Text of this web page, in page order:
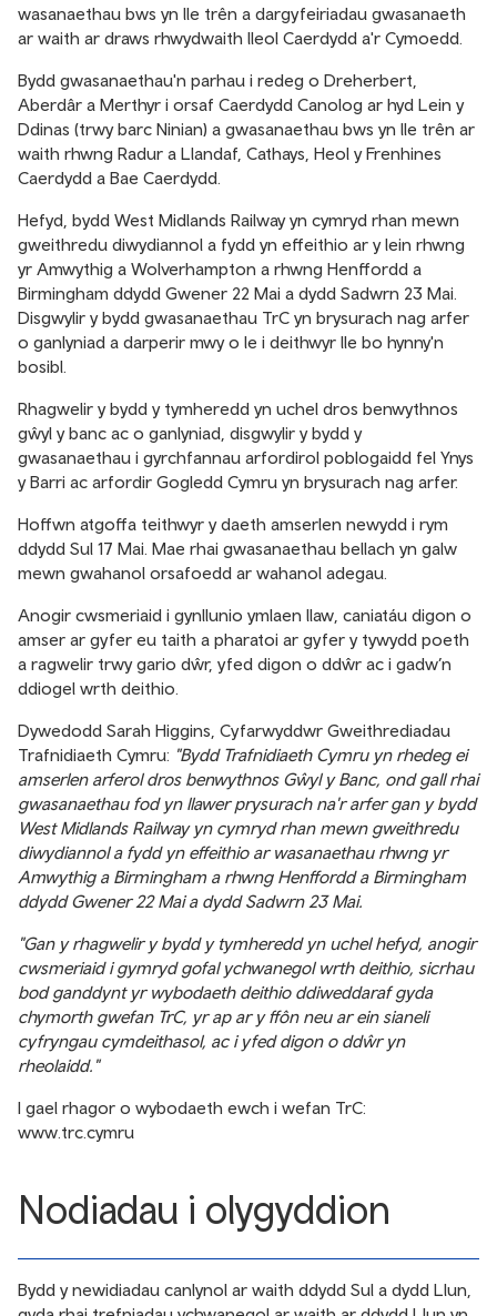
wasanaethau bws yn lle trên a dargyfeiriadau gwasanaeth
ar waith ar draws rhwydwaith lleol Caerdydd a'r Cymoedd.
Bydd gwasanaethau'n parhau i redeg o Dreherbert,
Aberdâr a Merthyr i orsaf Caerdydd Canolog ar hyd Lein y
Ddinas (trwy barc Ninian) a gwasanaethau bws yn lle trên ar
waith rhwng Radur a Llandaf, Cathays, Heol y Frenhines
Caerdydd a Bae Caerdydd.
Hefyd, bydd West Midlands Railway yn cymryd rhan mewn
gweithredu diwydiannol a fydd yn effeithio ar y lein rhwng
yr Amwythig a Wolverhampton a rhwng Henffordd a
Birmingham ddydd Gwener 22 Mai a dydd Sadwrn 23 Mai.
Disgwylir y bydd gwasanaethau TrC yn brysurach nag arfer
o ganlyniad a darperir mwy o le i deithwyr lle bo hynny'n
bosibl.
Rhagwelir y bydd y tymheredd yn uchel dros benwythnos
gŵyl y banc ac o ganlyniad, disgwylir y bydd y
gwasanaethau i gyrchfannau arfordirol poblogaidd fel Ynys
y Barri ac arfordir Gogledd Cymru yn brysurach nag arfer.
Hoffwn atgoffa teithwyr y daeth amserlen newydd i rym
ddydd Sul 17 Mai. Mae rhai gwasanaethau bellach yn galw
mewn gwahanol orsafoedd ar wahanol adegau.
Anogir cwsmeriaid i gynllunio ymlaen llaw, caniatáu digon o
amser ar gyfer eu taith a pharatoi ar gyfer y tywydd poeth
a ragwelir trwy gario dŵr, yfed digon o ddŵr ac i gadw’n
ddiogel wrth deithio.
Dywedodd Sarah Higgins, Cyfarwyddwr Gweithrediadau
Trafnidiaeth Cymru: "Bydd Trafnidiaeth Cymru yn rhedeg ei
amserlen arferol dros benwythnos Gŵyl y Banc, ond gall rhai
gwasanaethau fod yn llawer prysurach na'r arfer gan y bydd
West Midlands Railway yn cymryd rhan mewn gweithredu
diwydiannol a fydd yn effeithio ar wasanaethau rhwng yr
Amwythig a Birmingham a rhwng Henffordd a Birmingham
ddydd Gwener 22 Mai a dydd Sadwrn 23 Mai.
"Gan y rhagwelir y bydd y tymheredd yn uchel hefyd, anogir
cwsmeriaid i gymryd gofal ychwanegol wrth deithio, sicrhau
bod ganddynt yr wybodaeth deithio ddiweddaraf gyda
chymorth gwefan TrC, yr ap ar y ffôn neu ar ein sianeli
cyfryngau cymdeithasol, ac i yfed digon o ddŵr yn
rheolaidd."
I gael rhagor o wybodaeth ewch i wefan TrC:
www.trc.cymru
Nodiadau i olygyddion
Bydd y newidiadau canlynol ar waith ddydd Sul a dydd Llun,